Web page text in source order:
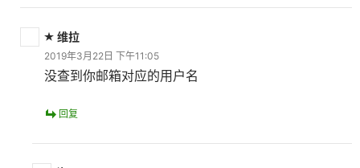
维拉
2019年3月22日 下午11:05
没查到你邮箱对应的用户名
回复